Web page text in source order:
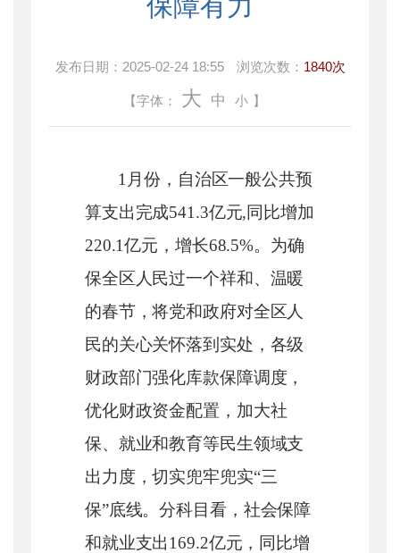
发布日期： 2025-02-24 18:55 浏览次数： 1840次
【字体： 大 中 小 】
1月份，自治区一般公共预
算支出完成541.3亿元,同比增加
220.1亿元，增长68.5%。为确
保全区人民过一个祥和、温暖
的春节，将党和政府对全区人
民的关心关怀落到实处，各级
财政部门强化库款保障调度，
优化财政资金配置，加大社
保、就业和教育等民生领域支
出力度，切实兜牢兜实“三
保”底线。分科目看，社会保障
和就业支出169.2亿元，同比增